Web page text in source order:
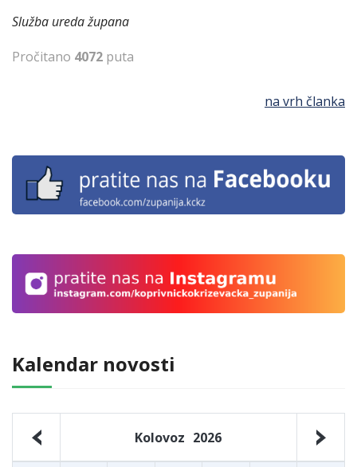
Kalendar novosti
Kolovoz 2026
Služba ureda župana
Pročitano 4072 puta
na vrh članka